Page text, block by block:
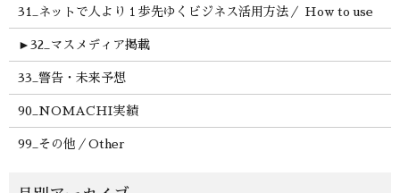
31_ネットで人より１歩先ゆくビジネス活用方法／ How to use
► 32_マスメディア掲載
33_警告・未来予想
90_NOMACHI実績
99_その他／Other